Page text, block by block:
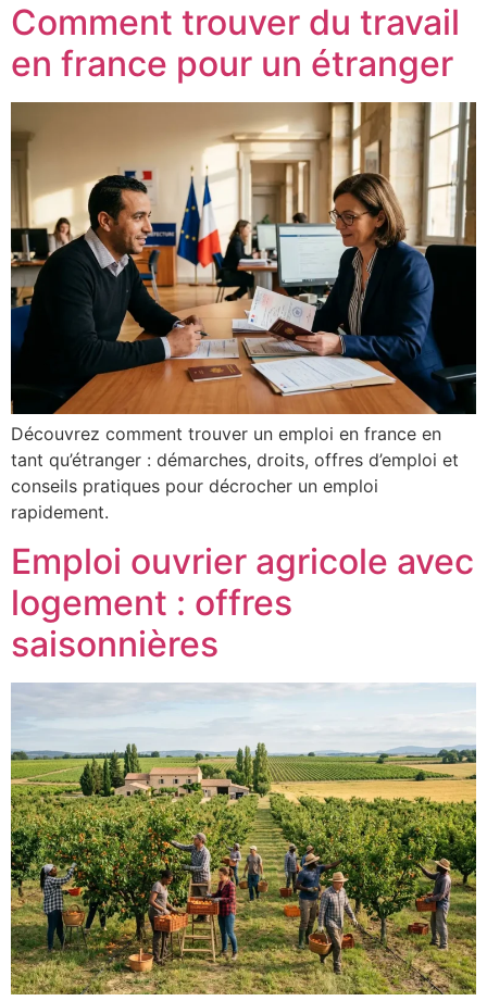
Comment trouver du travail
en france pour un étranger
Découvrez comment trouver un emploi en france en
tant qu’étranger : démarches, droits, offres d’emploi et
conseils pratiques pour décrocher un emploi
rapidement.
Emploi ouvrier agricole avec
logement : offres
saisonnières